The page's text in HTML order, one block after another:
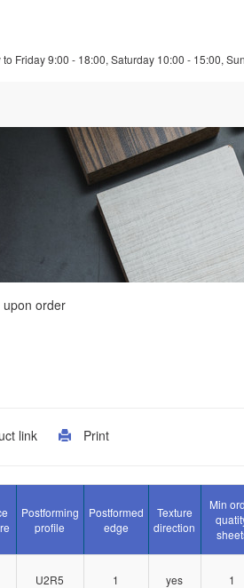
Friday 9:00 - 18:00, Saturday 10:00 - 15:00,
upon order
link Print
Postforming
profile
Postformed
edge
Texture
direction
Min
U2R5 1 yes 1